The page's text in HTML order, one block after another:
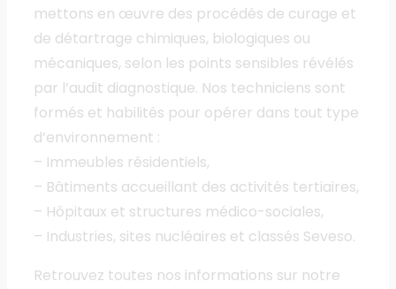
mettons en œuvre des procédés de curage et
de détartrage chimiques, biologiques ou
mécaniques, selon les points sensibles révélés
par l’audit diagnostique. Nos techniciens sont
formés et habilités pour opérer dans tout type
d’environnement :
– Immeubles résidentiels,
– Bâtiments accueillant des activités tertiaires,
– Hôpitaux et structures médico-sociales,
– Industries, sites nucléaires et classés Seveso.
Retrouvez toutes nos informations sur notre